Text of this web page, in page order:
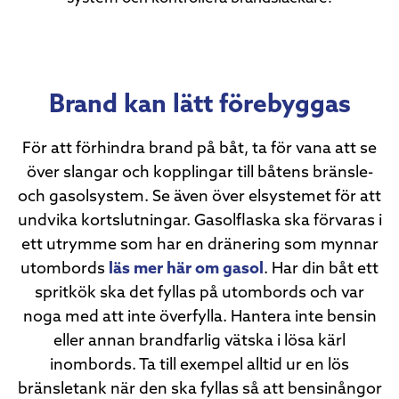
Brand kan lätt förebyggas
För att förhindra brand på båt, ta för vana att se
över slangar och kopplingar till båtens bränsle-
och gasolsystem. Se även över elsystemet för att
undvika kortslutningar. Gasolflaska ska förvaras i
ett utrymme som har en dränering som mynnar
utombords läs mer här om gasol. Har din båt ett
spritkök ska det fyllas på utombords och var
noga med att inte överfylla. Hantera inte bensin
eller annan brandfarlig vätska i lösa kärl
inombords. Ta till exempel alltid ur en lös
bränsletank när den ska fyllas så att bensinångor